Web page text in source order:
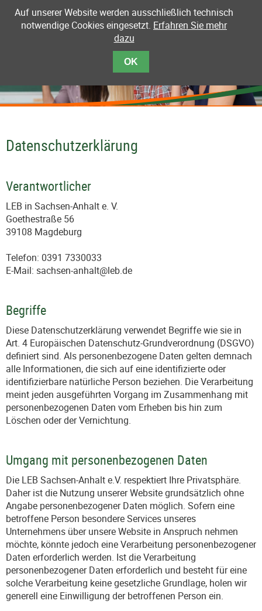
Ländliche Erwachsenenbildung in Sachsen-Anhalt e. V.
Datenschutzerklärung
Verantwortlicher
LEB in Sachsen-Anhalt e. V.
Goethestraße 56
39108 Magdeburg
Telefon: 0391 7330033
E-Mail: sachsen-anhalt@leb.de
Begriffe
Diese Datenschutzerklärung verwendet Begriffe wie sie in
Art. 4 Europäischen Datenschutz-Grundverordnung (DSGVO)
definiert sind. Als personenbezogene Daten gelten demnach
alle Informationen, die sich auf eine identifizierte oder
identifizierbare natürliche Person beziehen. Die Verarbeitung
meint jeden ausgeführten Vorgang im Zusammenhang mit
personenbezogenen Daten vom Erheben bis hin zum
Löschen oder der Vernichtung.
Umgang mit personenbezogenen Daten
Die LEB Sachsen-Anhalt e.V. respektiert Ihre Privatsphäre.
Daher ist die Nutzung unserer Website grundsätzlich ohne
Angabe personenbezogener Daten möglich. Sofern eine
betroffene Person besondere Services unseres
Unternehmens über unsere Website in Anspruch nehmen
möchte, könnte jedoch eine Verarbeitung personenbezogener
Daten erforderlich werden. Ist die Verarbeitung
personenbezogener Daten erforderlich und besteht für eine
solche Verarbeitung keine gesetzliche Grundlage, holen wir
generell eine Einwilligung der betroffenen Person ein.
Auf unserer Website werden ausschließlich technisch
notwendige Cookies eingesetzt. Erfahren Sie mehr
dazu
OK